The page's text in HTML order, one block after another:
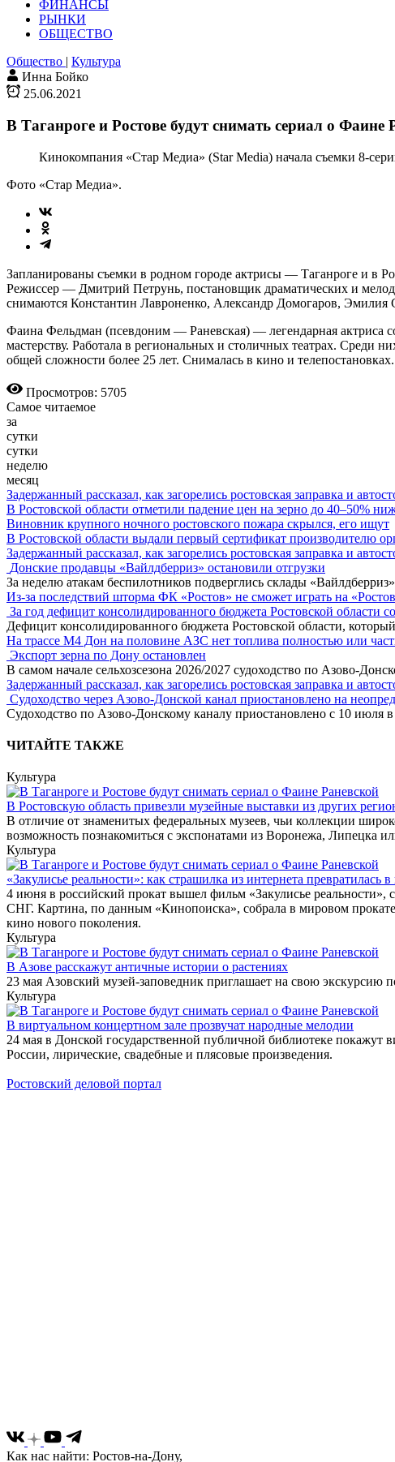
ФИНАНСЫ
РЫНКИ
ОБЩЕСТВО
Общество | Культура
Инна Бойко
25.06.2021
В Таганроге и Ростове будут снимать сериал о Фаине
Кинокомпания «Стар Медиа» (Star Media) начала съемки 8-
Фото «Стар Медиа».
Запланированы съемки в родном городе актрисы — Таганроге и в
Режиссер — Дмитрий Петрунь, постановщик драматических и
снимаются Константин Лавроненко, Александр Домогаров,
Фаина Фельдман (псевдоним — Раневская) — легендарная актриса
мастерству. Работала в региональных и столичных театрах. Среди
общей сложности более 25 лет. Снималась в кино и
Просмотров: 5705
Самое читаемое
за
сутки
сутки
неделю
месяц
Задержанный рассказал, как загорелись ростовская заправка и
В Ростовской области отметили падение цен на зерно до 40–50%
Виновник крупного ночного ростовского пожара скрылся, его ищут
В Ростовской области выдали первый сертификат производителю
Задержанный рассказал, как загорелись ростовская заправка и
Донские продавцы «Вайлдберриз» остановили отгрузки
За неделю атакам беспилотников подверглись склады
Из-за последствий шторма ФК «Ростов» не сможет играть на
За год дефицит консолидированного бюджета Ростовской области
Дефицит консолидированного бюджета Ростовской области,
На трассе М4 Дон на половине АЗС нет топлива полностью или
Экспорт зерна по Дону остановлен
В самом начале сельхозсезона 2026/2027 судоходство по Азово-
Задержанный рассказал, как загорелись ростовская заправка и
Судоходство через Азово-Донской канал приостановлено на
Судоходство по Азово-Донскому каналу приостановлено с 10 июля в
ЧИТАЙТЕ ТАКЖЕ
Культура
В Ростовскую область привезли музейные выставки из других
В отличие от знаменитых федеральных музеев, чьи коллекции
возможность познакомиться с экспонатами из Воронежа, Липецка
Культура
«Закулисье реальности»: как страшилка из интернета превратилась
4 июня в российский прокат вышел фильм «Закулисье
СНГ. Картина, по данным «Кинопоиска», собрала в мировом
кино нового поколения.
Культура
В Азове расскажут античные истории о растениях
23 мая Азовский музей-заповедник приглашает на свою экскурсию
Культура
В виртуальном концертном зале прозвучат народные мелодии
24 мая в Донской государственной публичной библиотеке
России, лирические, свадебные и плясовые произведения.
Ростовский деловой портал
Как нас найти: Ростов-на-Дону,